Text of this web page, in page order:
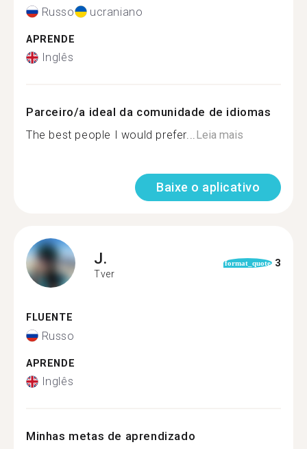
Russo ucraniano
APRENDE
Inglês
Parceiro/a ideal da comunidade de idiomas
The best people I would prefer...Leia mais
Baixe o aplicativo
J.
Tver
format_quote 3
FLUENTE
Russo
APRENDE
Inglês
Minhas metas de aprendizado